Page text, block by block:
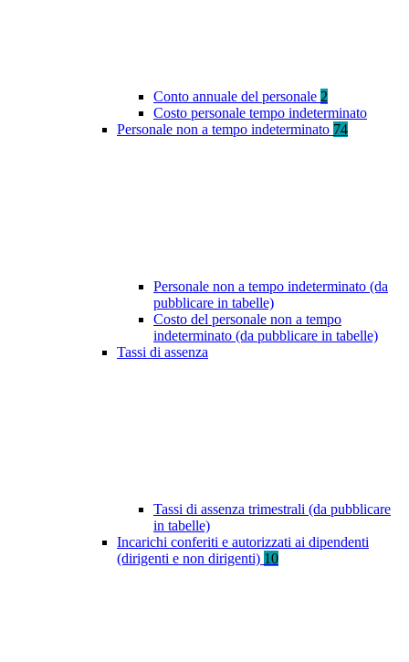
Conto annuale del personale 2
Costo personale tempo indeterminato
Personale non a tempo indeterminato 74
Personale non a tempo indeterminato (da
pubblicare in tabelle)
Costo del personale non a tempo
indeterminato (da pubblicare in tabelle)
Tassi di assenza
Tassi di assenza trimestrali (da pubblicare
in tabelle)
Incarichi conferiti e autorizzati ai dipendenti
(dirigenti e non dirigenti) 10